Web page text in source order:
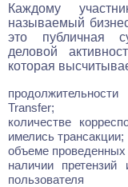
Каждому
называемый
это публичная
деловой
которая
Transfer;
количестве
имелись трансакции;
объеме проведенных
наличии
пользователя